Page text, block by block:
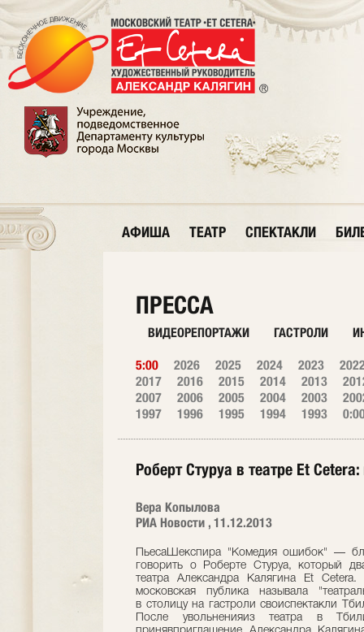
АФИША ТЕАТР СПЕКТАКЛИ
ПРЕССА
ВИДЕОРЕПОРТАЖИ ГАСТРОЛИ
5:00 2026 2025 2024 2023
2017
2016 2015 2014 2013
2007
2006 2005 2004 2003
1997
1996 1995 1994 1993
Роберт Стуруа в театре Et
Вера Копылова
РИА Новости , 11.12.2013
ПьесаШекспира "Комедия ошибок" —
говорить о Роберте Стуруа, который
театра Александра Калягина Et Cetera.
московская публика называла
в столицу на гастроли своиспектакли
После увольненияиз театра в